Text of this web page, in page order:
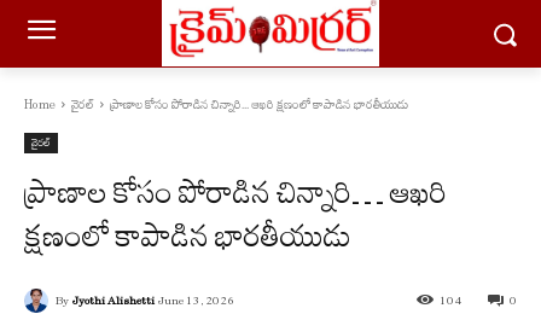
Home వైరల్ ప్రాణాల కోసం పోరాడిన చిన్నారి... ఆఖరి క్షణంలో కాపాడిన భారతీయుడు
వైరల్
ప్రాణాల కోసం పోరాడిన చిన్నారి… ఆఖరి
క్షణంలో కాపాడిన భారతీయుడు
By Jyothi Alishetti June 13, 2026 0
104